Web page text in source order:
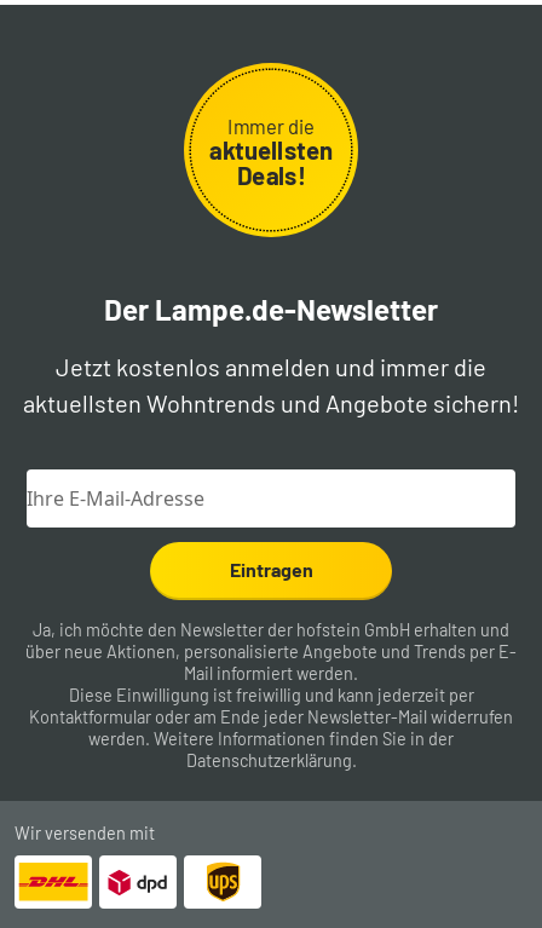
Immer die
aktuellsten
Deals!
Der Lampe.de-Newsletter
Jetzt kostenlos anmelden und immer die
aktuellsten Wohntrends und Angebote sichern!
Eintragen
Ja, ich möchte den Newsletter der hofstein GmbH erhalten und
über neue Aktionen, personalisierte Angebote und Trends per E-
Mail informiert werden.
Diese Einwilligung ist freiwillig und kann jederzeit per
Kontaktformular oder am Ende jeder Newsletter-Mail widerrufen
werden. Weitere Informationen finden Sie in der
Datenschutzerklärung.
Wir versenden mit